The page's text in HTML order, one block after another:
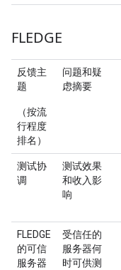
FLEDGE
反馈主
题
（按流
行程度
排名）
问题和疑
虑摘要
测试协
调
测试效果
和收入影
响
FLEDGE
的可信
服务器
受信任的
服务器何
时可供测